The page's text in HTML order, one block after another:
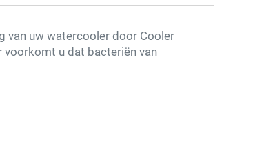
van uw watercooler door Cooler
voorkomt u dat bacteriën van